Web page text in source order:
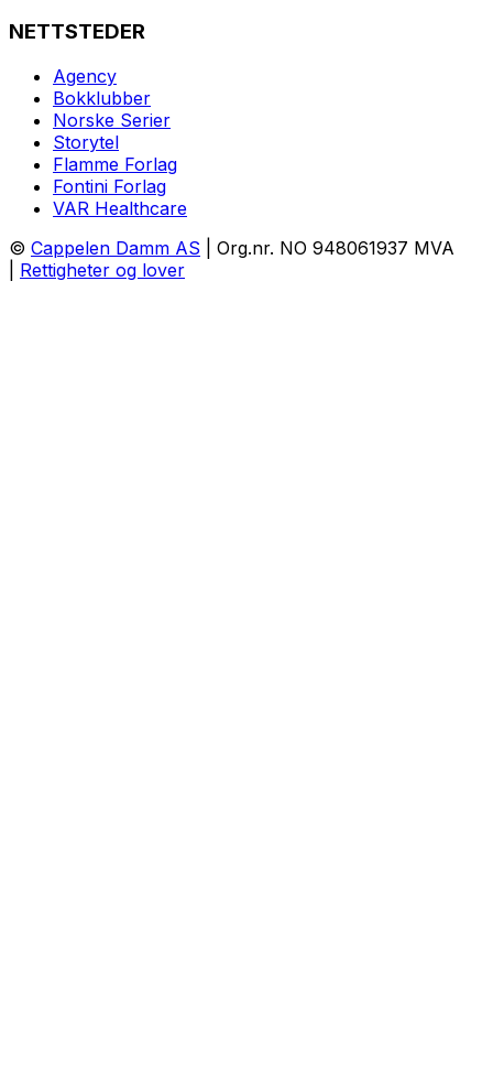
NETTSTEDER
Agency
Bokklubber
Norske Serier
Storytel
Flamme Forlag
Fontini Forlag
VAR Healthcare
© Cappelen Damm AS | Org.nr. NO 948061937 MVA
Rettigheter og lover